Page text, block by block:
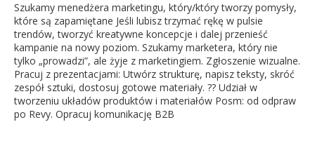
Szukamy menedżera marketingu, który/który tworzy pomysły,
które są zapamiętane Jeśli lubisz trzymać rękę w pulsie
trendów, tworzyć kreatywne koncepcje i dalej przenieść
kampanie na nowy poziom. Szukamy marketera, który nie
tylko „prowadzi”, ale żyje z marketingiem. Zgłoszenie wizualne.
Pracuj z prezentacjami: Utwórz strukturę, napisz teksty, skróć
zespół sztuki, dostosuj gotowe materiały. ?? Udział w
tworzeniu układów produktów i materiałów Posm: od odpraw
po Revy. Opracuj komunikację B2B